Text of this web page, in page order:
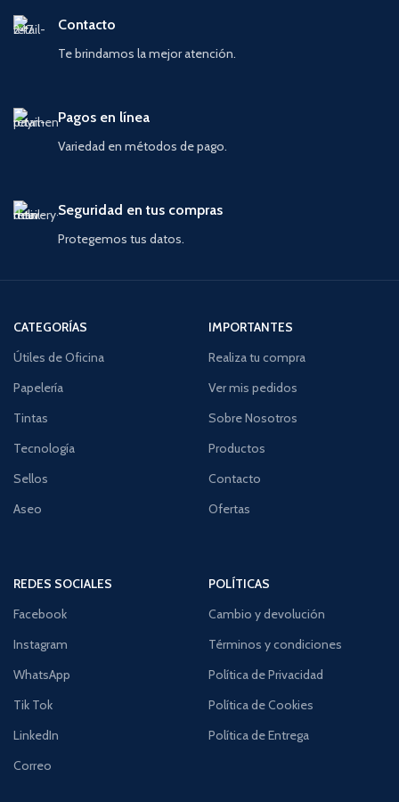
Contacto
Te brindamos la mejor atención.
Pagos en línea
Variedad en métodos de pago.
Seguridad en tus compras
Protegemos tus datos.
CATEGORÍAS
Útiles de Oficina
Papelería
Tintas
Tecnología
Sellos
Aseo
IMPORTANTES
Realiza tu compra
Ver mis pedidos
Sobre Nosotros
Productos
Contacto
Ofertas
REDES SOCIALES
Facebook
Instagram
WhatsApp
Tik Tok
LinkedIn
Correo
POLÍTICAS
Cambio y devolución
Términos y condiciones
Política de Privacidad
Política de Cookies
Política de Entrega